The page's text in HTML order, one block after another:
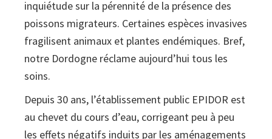
inquiétude sur la pérennité de la présence des
poissons migrateurs. Certaines espèces invasives
fragilisent animaux et plantes endémiques. Bref,
notre Dordogne réclame aujourd’hui tous les
soins.
Depuis 30 ans, l’établissement public EPIDOR est
au chevet du cours d’eau, corrigeant peu à peu
les effets négatifs induits par les aménagements